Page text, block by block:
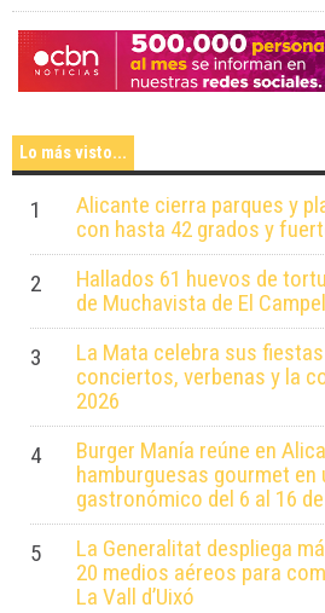
Lo más visto...
1
Alicante cierra parques y
con hasta 42 grados y
2
Hallados 61 huevos de
de Muchavista de El
3
La Mata celebra sus
conciertos, verbenas y la
2026
4
Burger Manía reúne en
hamburguesas gourmet en
gastronómico del 6 al 16
5
La Generalitat despliega
20 medios aéreos para
La Vall d’Uixó